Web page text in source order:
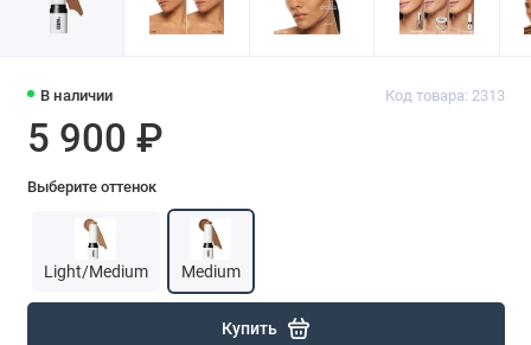
В наличии Код товара: 2313
5 900 ₽
Выберите оттенок
Light/Medium Medium
Купить